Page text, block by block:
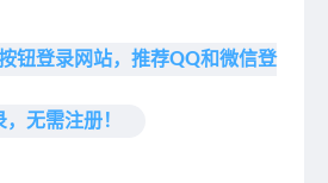
钮登录网站，推荐QQ和微信登
，无需注册！